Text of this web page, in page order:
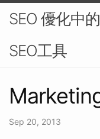
SEO 優化中
SEO工具
Sep 20, 2013